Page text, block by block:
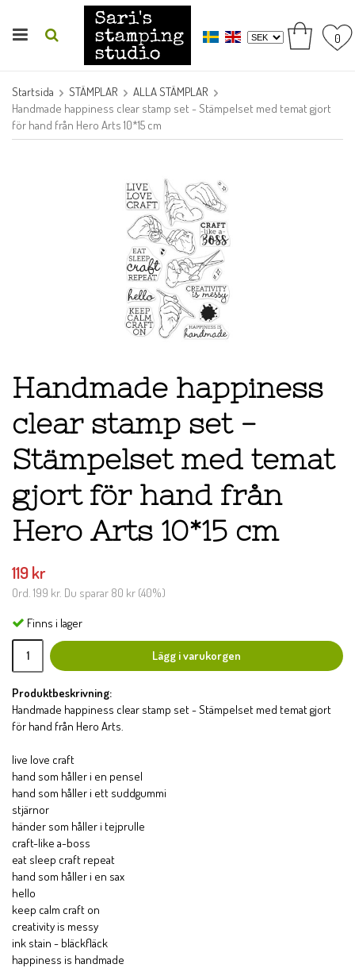
0
Startsida STÄMPLAR
ALLA STÄMPLAR
Handmade happiness clear stamp set - Stämpelset med temat gjort
för hand från Hero Arts 10*15 cm
Handmade happiness
clear stamp set -
Stämpelset med temat
gjort för hand från
Hero Arts 10*15 cm
119 kr
Ord. 199 kr. Du sparar 80 kr (40%)
Finns i lager
Lägg i varukorgen
Produktbeskrivning:
Handmade happiness clear stamp set - Stämpelset med temat gjort
för hand från Hero Arts.
live love craft
hand som håller i en pensel
hand som håller i ett suddgummi
stjärnor
händer som håller i tejprulle
craft-like a-boss
eat sleep craft repeat
hand som håller i en sax
hello
keep calm craft on
creativity is messy
ink stain - bläckfläck
happiness is handmade